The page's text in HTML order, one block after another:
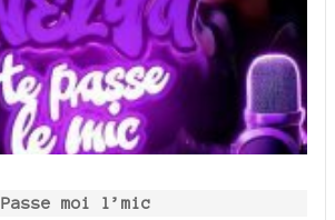
Passe moi l’mic